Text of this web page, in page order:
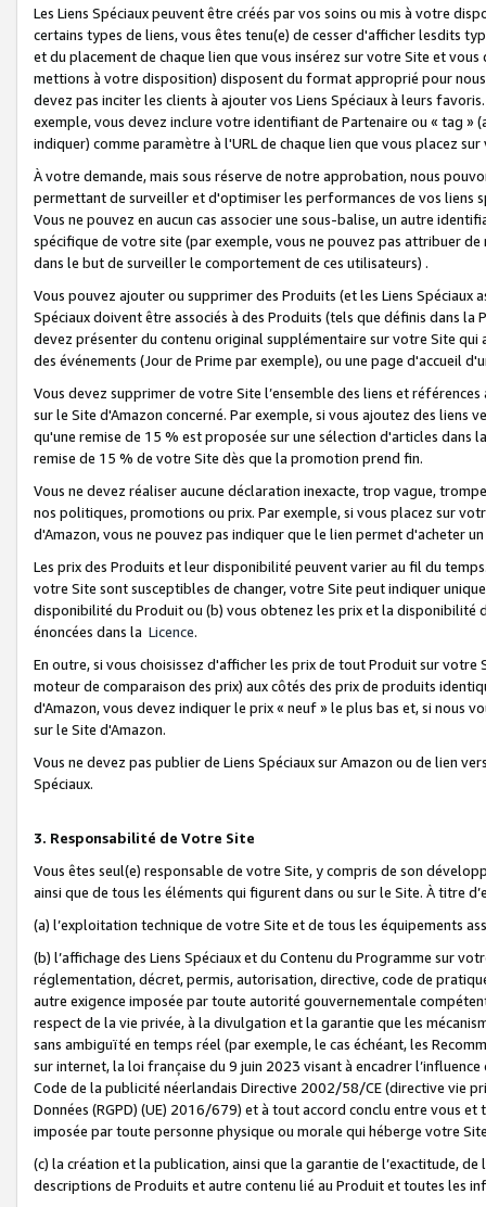
Les Liens Spéciaux peuvent être créés par vos soins ou mis à votre
certains types de liens, vous êtes tenu(e) de cesser d'afficher lesdits
et du placement de chaque lien que vous insérez sur votre Site et
mettions à votre disposition) disposent du format approprié pour
devez pas inciter les clients à ajouter vos Liens Spéciaux à leurs
exemple, vous devez inclure votre identifiant de Partenaire ou « tag
indiquer) comme paramètre à l'URL de chaque lien que vous placez
À votre demande, mais sous réserve de notre approbation, nous
permettant de surveiller et d'optimiser les performances de vos liens
Vous ne pouvez en aucun cas associer une sous-balise, un autre
spécifique de votre site (par exemple, vous ne pouvez pas attribuer
dans le but de surveiller le comportement de ces utilisateurs) .
Vous pouvez ajouter ou supprimer des Produits (et les Liens
Spéciaux doivent être associés à des Produits (tels que définis dans
devez présenter du contenu original supplémentaire sur votre Site qui
des événements (Jour de Prime par exemple), ou une page d'accueil
Vous devez supprimer de votre Site l’ensemble des liens et
sur le Site d'Amazon concerné. Par exemple, si vous ajoutez des
qu'une remise de 15 % est proposée sur une sélection d'articles
remise de 15 % de votre Site dès que la promotion prend fin.
Vous ne devez réaliser aucune déclaration inexacte, trop vague,
nos politiques, promotions ou prix. Par exemple, si vous placez sur
d'Amazon, vous ne pouvez pas indiquer que le lien permet d'acheter
Les prix des Produits et leur disponibilité peuvent varier au fil du
votre Site sont susceptibles de changer, votre Site peut indiquer
disponibilité du Produit ou (b) vous obtenez les prix et la disponibilité
énoncées dans la Licence.
En outre, si vous choisissez d'afficher les prix de tout Produit sur
moteur de comparaison des prix) aux côtés des prix de produits
d'Amazon, vous devez indiquer le prix « neuf » le plus bas et, si nous
sur le Site d'Amazon.
Vous ne devez pas publier de Liens Spéciaux sur Amazon ou de lien
Spéciaux.
3. Responsabilité de Votre Site
Vous êtes seul(e) responsable de votre Site, y compris de son
ainsi que de tous les éléments qui figurent dans ou sur le Site. À titre
(a) l’exploitation technique de votre Site et de tous les équipements
(b) l’affichage des Liens Spéciaux et du Contenu du Programme sur
réglementation, décret, permis, autorisation, directive, code de
autre exigence imposée par toute autorité gouvernementale
respect de la vie privée, à la divulgation et la garantie que les
sans ambiguïté en temps réel (par exemple, le cas échéant, les
sur internet, la loi française du 9 juin 2023 visant à encadrer
Code de la publicité néerlandais Directive 2002/58/CE (directive vie
Données (RGPD) (UE) 2016/679) et à tout accord conclu entre vous
imposée par toute personne physique ou morale qui héberge votre
(c) la création et la publication, ainsi que la garantie de l’exactitude,
descriptions de Produits et autre contenu lié au Produit et toutes les